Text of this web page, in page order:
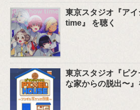
東京スタジオ『ア
time』 を聴く
東京スタジオ『ピ
な家からの脱出〜』